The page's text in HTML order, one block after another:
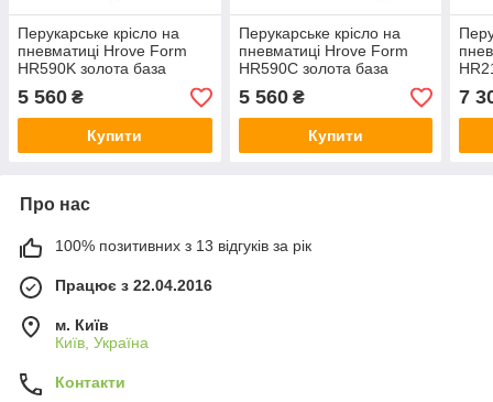
Перукарське крісло на
пневматиці Hrove Form
HR590K золота база
велюр рожевий
5 560 ₴
Купити
Перукарське крісло на
пневматиці Hrove Form
HR590C золота база
велюр рожевий
5 560₴
Купити
7
Про нас
100% позитивних з 13 відгуків за рік
Працює з 22.04.2016
м. Київ
Київ, Україна
Контакти